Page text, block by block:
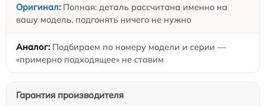
Полная: деталь рассчитана именно на
вашу модель, подгонять ничего не нужно
Подбираем по номеру модели и серии —
«примерно подходящее» не ставим
Гарантия производителя